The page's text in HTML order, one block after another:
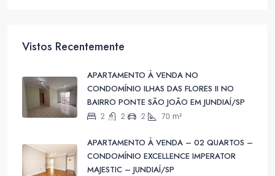
Vistos Recentemente
APARTAMENTO À VENDA NO
CONDOMÍNIO ILHAS DAS FLORES II NO
BAIRRO PONTE SÃO JOÃO EM JUNDIAÍ/SP
2 2 2 70 m²
APARTAMENTO À VENDA – 02 QUARTOS –
CONDOMÍNIO EXCELLENCE IMPERATOR
MAJESTIC – JUNDIAÍ/SP